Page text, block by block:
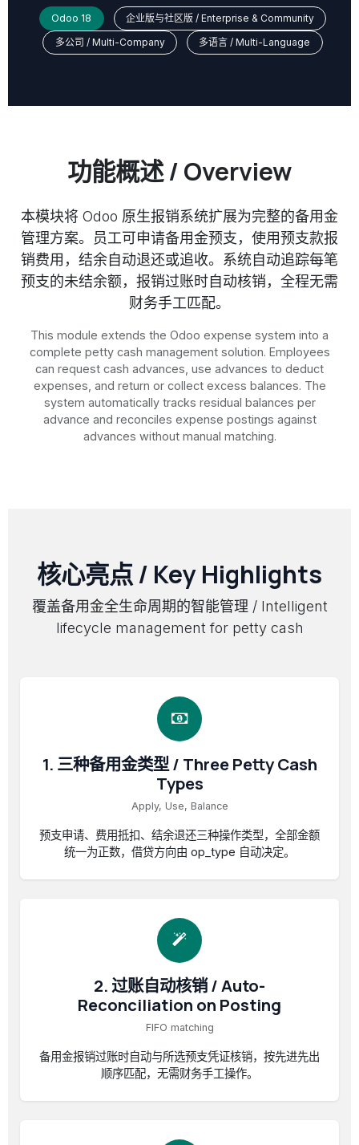
Odoo 18
企业版与社区版 / Enterprise & Community
多公司 / Multi-Company
多语言 / Multi-Language
功能概述 / Overview
本模块将 Odoo 原生报销系统扩展为完整的备用金
管理方案。员工可申请备用金预支，使用预支款报
销费用，结余自动退还或追收。系统自动追踪每笔
预支的未结余额，报销过账时自动核销，全程无需
财务手工匹配。
This module extends the Odoo expense system into a
complete petty cash management solution. Employees
can request cash advances, use advances to deduct
expenses, and return or collect excess balances. The
system automatically tracks residual balances per
advance and reconciles expense postings against
advances without manual matching.
核心亮点 / Key Highlights
覆盖备用金全生命周期的智能管理 / Intelligent
lifecycle management for petty cash
1. 三种备用金类型 / Three Petty Cash
Types
Apply, Use, Balance
预支申请、费用抵扣、结余退还三种操作类型，全部金额
统一为正数，借贷方向由 op_type 自动决定。
2. 过账自动核销 / Auto-
Reconciliation on Posting
FIFO matching
备用金报销过账时自动与所选预支凭证核销，按先进先出
顺序匹配，无需财务手工操作。